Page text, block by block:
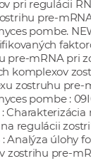
pri regulácii
pre-
pombe.
pre-mRNA pri
komplexov
zostruhu pre-
pombe :
regulácii
Analýza úlohy
zostrihu pre-